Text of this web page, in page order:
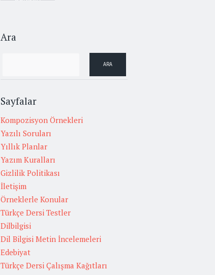
Ara
Sayfalar
Kompozisyon Örnekleri
Yazılı Soruları
Yıllık Planlar
Yazım Kuralları
Gizlilik Politikası
İletişim
Örneklerle Konular
Türkçe Dersi Testler
Dilbilgisi
Dil Bilgisi Metin İncelemeleri
Edebiyat
Türkçe Dersi Çalışma Kağıtları